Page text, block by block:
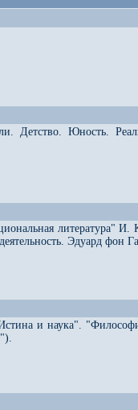
Детство. Юность.
литература" И.
Эдуард фон
и наука".